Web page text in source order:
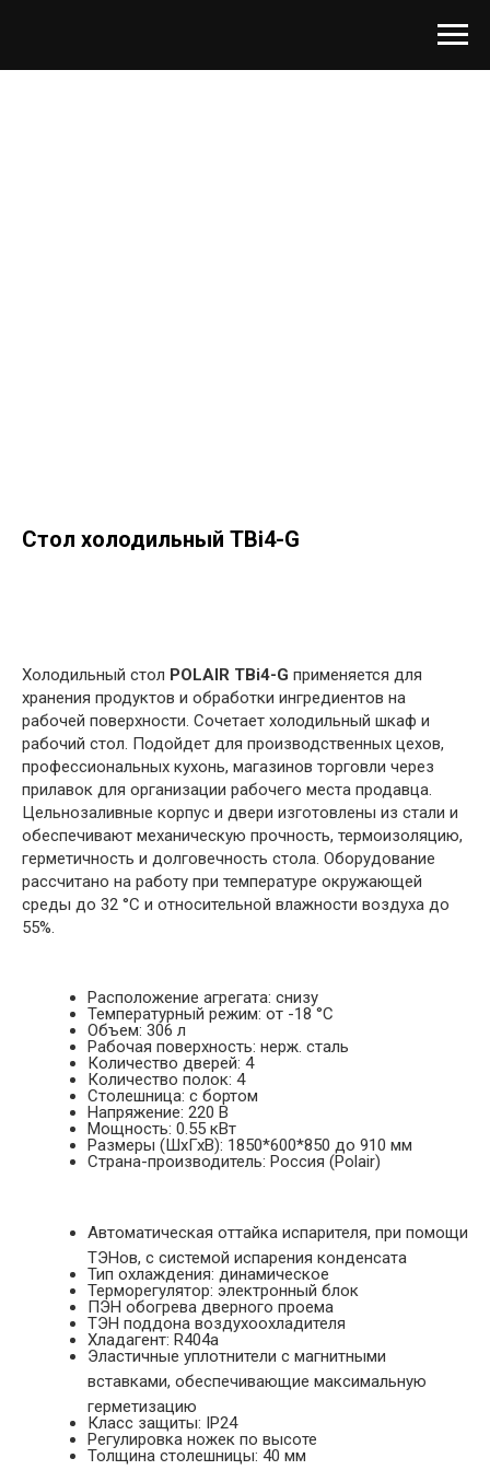
Стол холодильный TВi4-G
Холодильный стол POLAIR TВi4-G применяется для
хранения продуктов и обработки ингредиентов на
рабочей поверхности. Сочетает холодильный шкаф и
рабочий стол. Подойдет для производственных цехов,
профессиональных кухонь, магазинов торговли через
прилавок для организации рабочего места продавца.
Цельнозаливные корпус и двери изготовлены из стали и
обеспечивают механическую прочность, термоизоляцию,
герметичность и долговечность стола. Оборудование
рассчитано на работу при температуре окружающей
среды до 32 °С и относительной влажности воздуха до
55%.
Расположение агрегата: снизу
Температурный режим: от -18 °С
Объем: 306 л
Рабочая поверхность: нерж. сталь
Количество дверей: 4
Количество полок: 4
Столешница: с бортом
Напряжение: 220 В
Мощность: 0.55 кВт
Размеры (ШхГхВ): 1850*600*850 до 910 мм
Страна-производитель: Россия (Polair)
Автоматическая оттайка испарителя, при помощи
ТЭНов, с системой испарения конденсата
Тип охлаждения: динамическое
Терморегулятор: электронный блок
ПЭН обогрева дверного проема
ТЭН поддона воздухоохладителя
Хладагент: R404a
Эластичные уплотнители с магнитными
вставками, обеспечивающие максимальную
герметизацию
Класс защиты: IP24
Регулировка ножек по высоте
Толщина столешницы: 40 мм